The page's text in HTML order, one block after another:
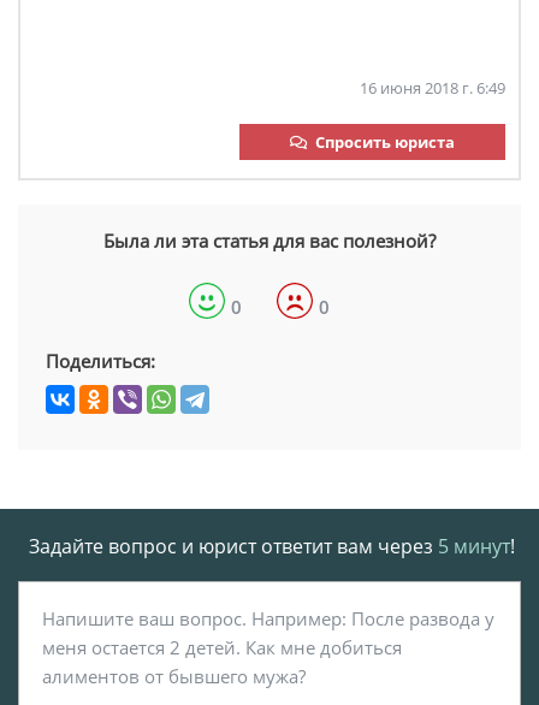
16 июня 2018 г. 6:49
Спросить юриста
Была ли эта статья для вас полезной?
0 0
Поделиться:
Задайте вопрос и юрист ответит вам через 5 минут!